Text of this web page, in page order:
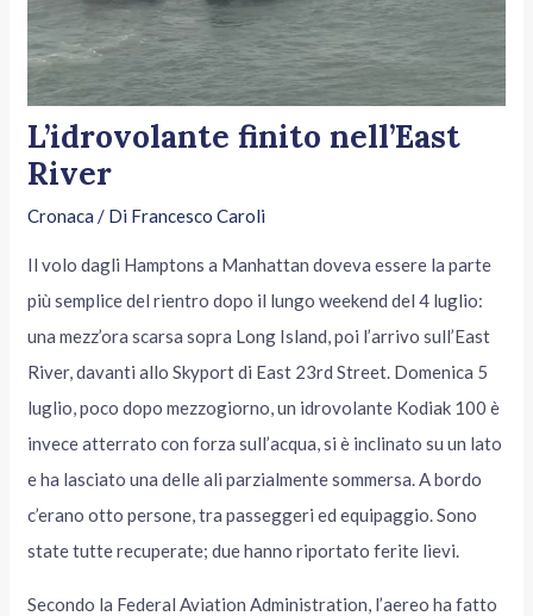
L’idrovolante finito nell’East
River
Cronaca / Di Francesco Caroli
Il volo dagli Hamptons a Manhattan doveva essere la parte
più semplice del rientro dopo il lungo weekend del 4 luglio:
una mezz’ora scarsa sopra Long Island, poi l’arrivo sull’East
River, davanti allo Skyport di East 23rd Street. Domenica 5
luglio, poco dopo mezzogiorno, un idrovolante Kodiak 100 è
invece atterrato con forza sull’acqua, si è inclinato su un lato
e ha lasciato una delle ali parzialmente sommersa. A bordo
c’erano otto persone, tra passeggeri ed equipaggio. Sono
state tutte recuperate; due hanno riportato ferite lievi.
Secondo la Federal Aviation Administration, l’aereo ha fatto